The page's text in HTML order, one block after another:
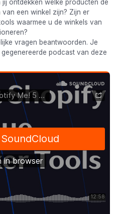
ontdekken welke producten de
een winkel zijn? Zijn er
waarmee u de winkels van
vragen beantwoorden. Je
podcast van deze